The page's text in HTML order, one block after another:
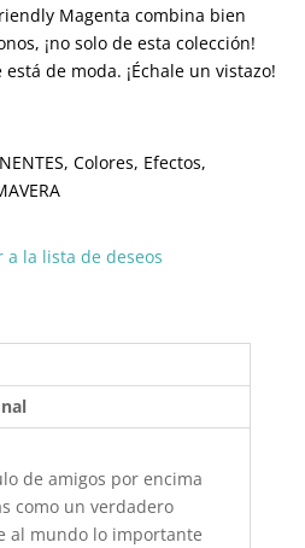
Magenta combina bien
¡no solo de esta colección!
de moda. ¡Échale un vistazo!
,Colores, Efectos,
a la lista de deseos
de amigos por encima
como un verdadero
al mundo lo importante